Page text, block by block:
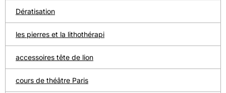
Dératisation
les pierres et la lithothérapi
accessoires tête de lion
cours de théâtre Paris